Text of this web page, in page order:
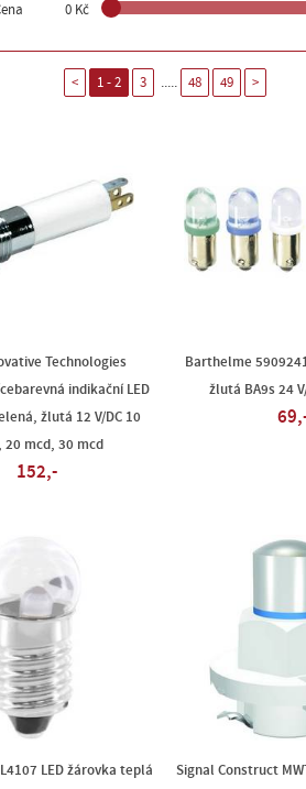
0 Kč
< 1 - 2 3 ..... 48 49 >
Technologies
indikační LED
žlutá 12 V/DC 10
20 mcd, 30 mcd
152,-
Barthelme
žlutá BA9s 24
LED žárovka teplá
Signal Construct